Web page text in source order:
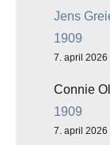
Jens
1909
7. april 2026
Connie
1909
7. april 2026